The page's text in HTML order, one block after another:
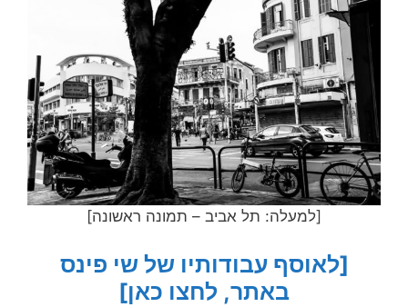
[למעלה: תל אביב – תמונה ראשונה]
[לאוסף עבודותיו של שי פינס
באתר, לחצו כאן]